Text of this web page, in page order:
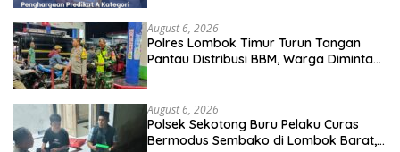
August 6, 2026
Polres Lombok Timur Turun Tangan
Pantau Distribusi BBM, Warga Diminta
August 6, 2026
Polsek Sekotong Buru Pelaku Curas
Bermodus Sembako di Lombok Barat,